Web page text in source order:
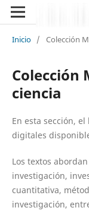
Inicio / Colección
Colección
ciencia
En esta sección,
digitales
Los textos
investigación,
cuantitativa,
investigación,